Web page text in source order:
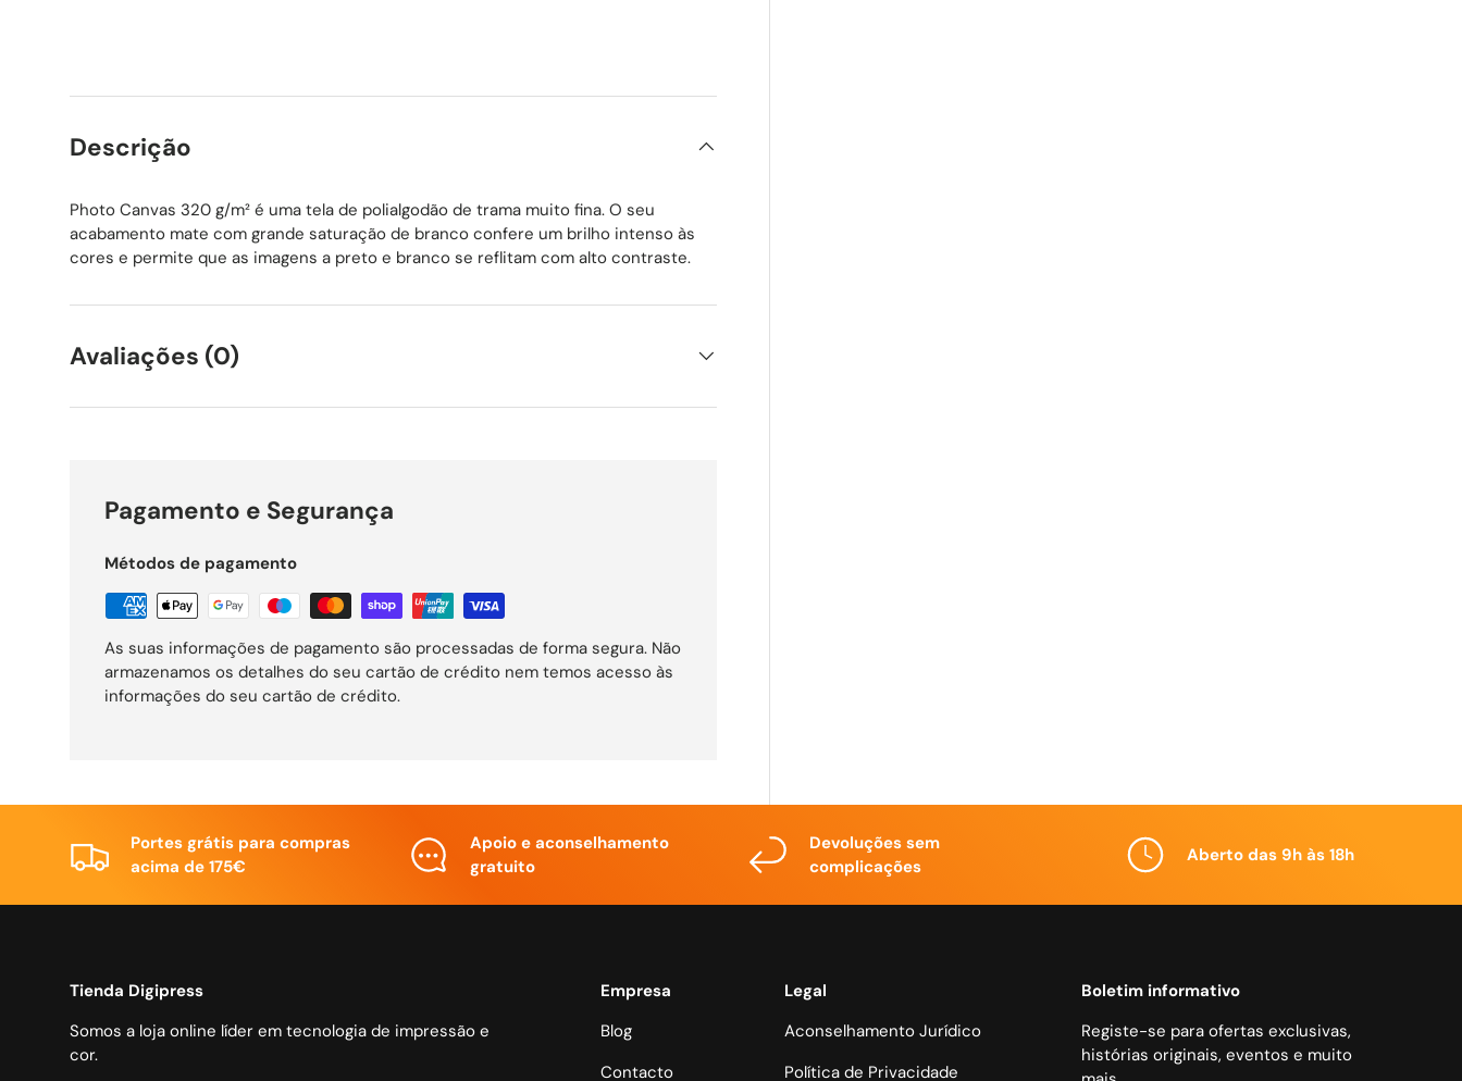
Descrição
Photo Canvas 320 g/m² é uma tela de polialgodão de trama muito fina. O seu
acabamento mate com grande saturação de branco confere um brilho intenso às
cores e permite que as imagens a preto e branco se reflitam com alto contraste.
Avaliações (0)
Pagamento e Segurança
Métodos de pagamento
As suas informações de pagamento são processadas de forma segura. Não
armazenamos os detalhes do seu cartão de crédito nem temos acesso às
informações do seu cartão de crédito.
Portes grátis para compras
acima de 175€
Apoio e aconselhamento
gratuito
Devoluções sem
complicações
Aberto das 9h às 18h
Tienda Digipress
Somos a loja online líder em tecnologia de impressão e
cor.
Empresa
Blog
Contacto
Legal
Aconselhamento Jurídico
Política de Privacidade
Boletim informativo
Registe-se para ofertas exclusivas,
histórias originais, eventos e muito